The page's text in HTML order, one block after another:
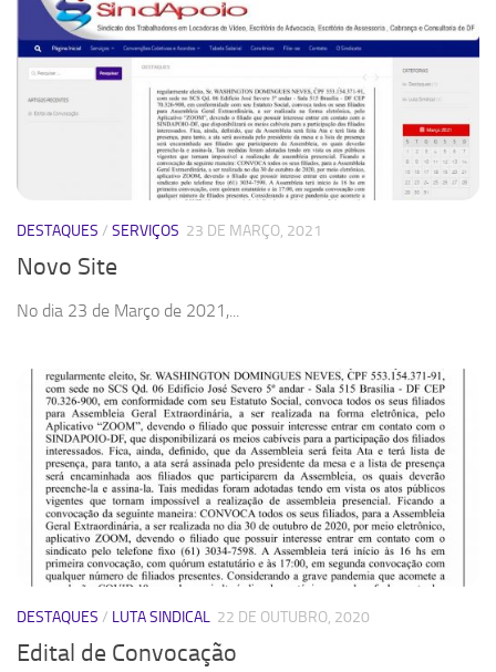
DESTAQUES / SERVIÇOS 23 DE MARÇO, 2021
Novo Site
No dia 23 de Março de 2021,...
DESTAQUES / LUTA SINDICAL 22 DE OUTUBRO, 2020
Edital de Convocação